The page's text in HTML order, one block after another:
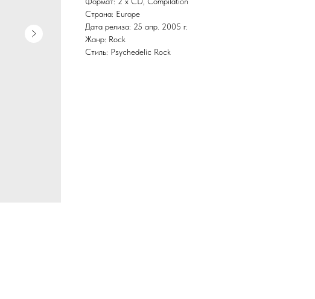
Страна: Europe
Дата релиза: 25 апр. 2005 г.
Жанр: Rock
Стиль: Psychedelic Rock